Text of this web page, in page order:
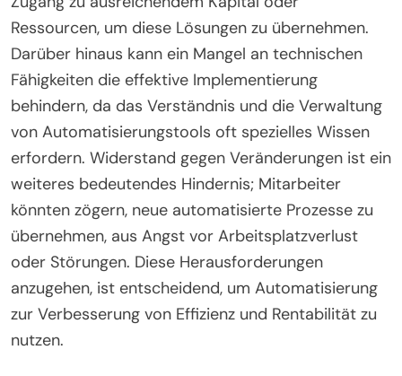
Ressourcen, um diese Lösungen zu übernehmen.
Darüber hinaus kann ein Mangel an technischen
Fähigkeiten die effektive Implementierung
behindern, da das Verständnis und die Verwaltung
von Automatisierungstools oft spezielles Wissen
erfordern. Widerstand gegen Veränderungen ist ein
weiteres bedeutendes Hindernis; Mitarbeiter
könnten zögern, neue automatisierte Prozesse zu
übernehmen, aus Angst vor Arbeitsplatzverlust
oder Störungen. Diese Herausforderungen
anzugehen, ist entscheidend, um Automatisierung
zur Verbesserung von Effizienz und Rentabilität zu
nutzen.